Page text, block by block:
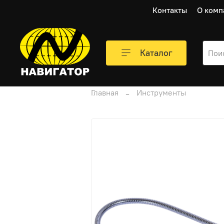
Контакты О
Каталог
Главная Инструменты